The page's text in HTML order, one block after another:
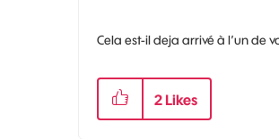
Cela est-il deja arrivé à l’un de
2 Likes